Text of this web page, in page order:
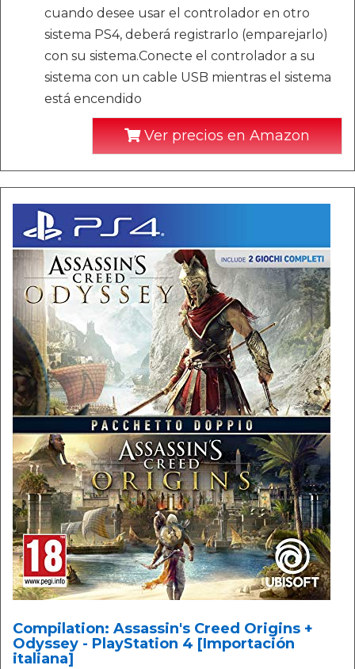
cuando desee usar el controlador en otro
sistema PS4, deberá registrarlo (emparejarlo)
con su sistema.Conecte el controlador a su
sistema con un cable USB mientras el sistema
está encendido
Ver precios en Amazon
Compilation: Assassin's Creed Origins +
Odyssey - PlayStation 4 [Importación
italiana]